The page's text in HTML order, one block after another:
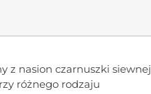
z nasion czarnuszki siewnej
różnego rodzaju